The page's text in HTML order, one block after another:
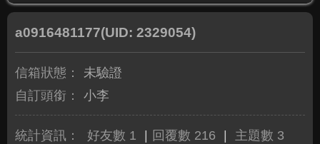
a0916481177(UID: 2329054)
信箱狀態：
未驗證
自訂頭銜：
小李
統計資訊： 好友數 1 回覆數 216 主題數 3